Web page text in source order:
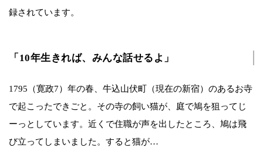
録されています。
「10年生きれば、みんな話せるよ」
1795（寛政7）年の春、牛込山伏町（現在の新宿）のあるお寺
で起こったできごと。その寺の飼い猫が、庭で鳩を狙ってじ
ーっとしています。近くで住職が声を出したところ、鳩は飛
び立ってしまいました。すると猫が…